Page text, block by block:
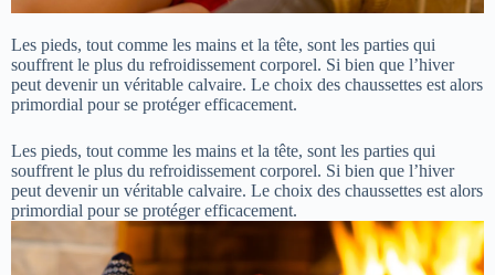
Les pieds, tout comme les mains et la tête, sont les parties qui
souffrent le plus du refroidissement corporel. Si bien que l’hiver
peut devenir un véritable calvaire. Le choix des chaussettes est alors
primordial pour se protéger efficacement.
Les pieds, tout comme les mains et la tête, sont les parties qui
souffrent le plus du refroidissement corporel. Si bien que l’hiver
peut devenir un véritable calvaire. Le choix des chaussettes est alors
primordial pour se protéger efficacement.